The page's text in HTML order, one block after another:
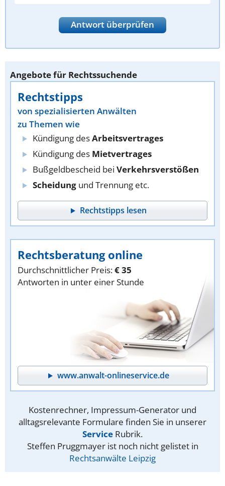
Antwort überprüfen
Angebote für Rechtssuchende
Rechtstipps
von spezialisierten Anwälten
zu Themen wie
Kündigung desArbeitsvertrages
Kündigung des Mietvertrages
Bußgeldbescheid bei Verkehrsverstößen
Scheidung und Trennung etc.
Rechtstipps lesen
Rechtsberatung online
Durchschnittlicher Preis:€ 35
Antworten in unter einer Stunde
www.anwalt-onlineservice.de
Kostenrechner, Impressum-Generator und
alltagsrelevante Formulare finden Sie in unserer
Service Rubrik.
Steffen Pruggmayer ist noch nicht gelistet in
Rechtsanwälte Leipzig